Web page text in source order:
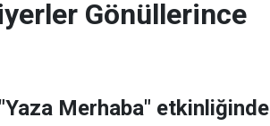
Gönüllerince
Merhaba" etkinliğinde